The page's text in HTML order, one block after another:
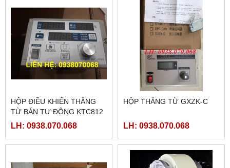
HỘP ĐIỀU KHIỂN THẮNG
TỪ BÁN TỰ ĐỘNG KTC812
LH: 0938.070.068
HỘP THẮNG TỪ GXZK-C
LH: 0938.070.068